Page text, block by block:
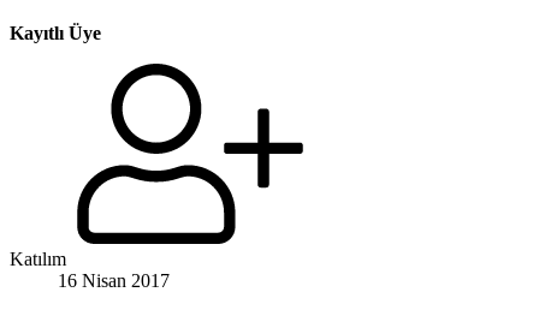
Kayıtlı Üye
Katılım
16 Nisan 2017